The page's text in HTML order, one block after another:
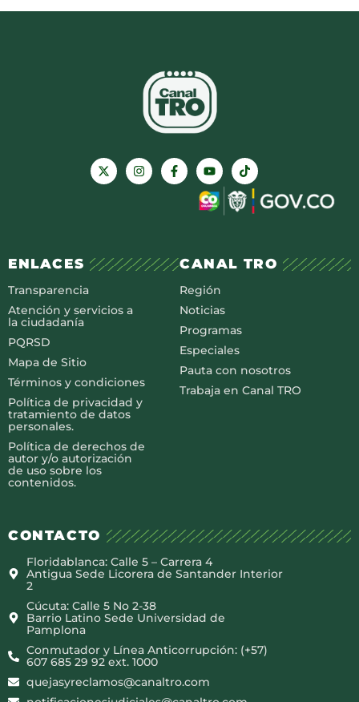
ENLACES
Transparencia
Atención y servicios a
la ciudadanía
PQRSD
Mapa de Sitio
Términos y condiciones
Política de privacidad y
tratamiento de datos
personales.
Política de derechos de
autor y/o autorización
de uso sobre los
contenidos.
CANAL TRO
Región
Noticias
Programas
Especiales
Pauta con nosotros
Trabaja en Canal TRO
CONTACTO
Floridablanca: Calle 5 – Carrera 4
Antigua Sede Licorera de Santander Interior
2
Cúcuta: Calle 5 No 2-38
Barrio Latino Sede Universidad de
Pamplona
Conmutador y Línea Anticorrupción: (+57)
607 685 29 92 ext. 1000
quejasyreclamos@canaltro.com